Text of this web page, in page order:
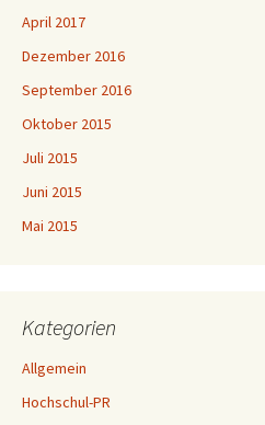
April 2017
Dezember 2016
September 2016
Oktober 2015
Juli 2015
Juni 2015
Mai 2015
Kategorien
Allgemein
Hochschul-PR